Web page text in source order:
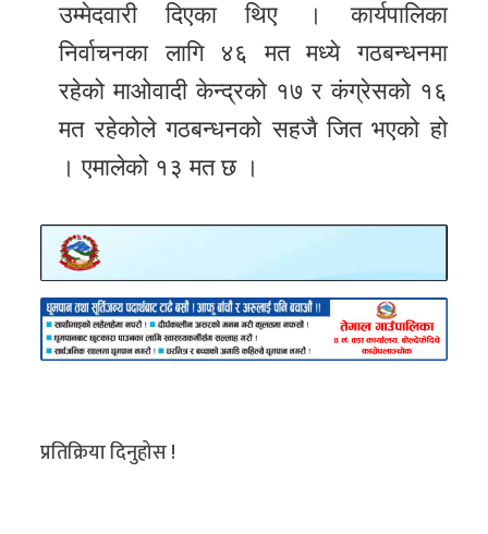
उम्मेदवारी दिएका थिए । कार्यपालिका
निर्वाचनका लागि ४६ मत मध्ये गठबन्धनमा
रहेको माओवादी केन्द्रको १७ र कंग्रेसको १६
मत रहेकोले गठबन्धनको सहजै जित भएको हो
। एमालेको १३ मत छ ।
प्रतिक्रिया दिनुहोस !